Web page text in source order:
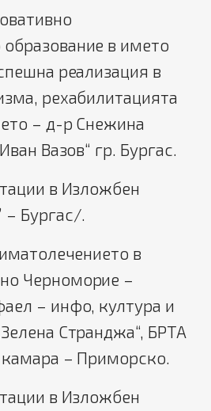
в името
реализация в
рехабилитацията
– д-р Снежина
Вазов“ гр. Бургас.
в Изложбен
– Бургас/.
в
Черноморие –
– инфо, култура и
Странджа“, БРТА
камара – Приморско.
в Изложбен